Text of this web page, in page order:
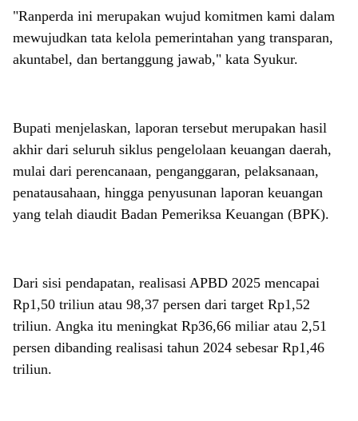
"Ranperda ini merupakan wujud komitmen kami dalam
mewujudkan tata kelola pemerintahan yang transparan,
akuntabel, dan bertanggung jawab," kata Syukur.
Bupati menjelaskan, laporan tersebut merupakan hasil
akhir dari seluruh siklus pengelolaan keuangan daerah,
mulai dari perencanaan, penganggaran, pelaksanaan,
penatausahaan, hingga penyusunan laporan keuangan
yang telah diaudit Badan Pemeriksa Keuangan (BPK).
Dari sisi pendapatan, realisasi APBD 2025 mencapai
Rp1,50 triliun atau 98,37 persen dari target Rp1,52
triliun. Angka itu meningkat Rp36,66 miliar atau 2,51
persen dibanding realisasi tahun 2024 sebesar Rp1,46
triliun.